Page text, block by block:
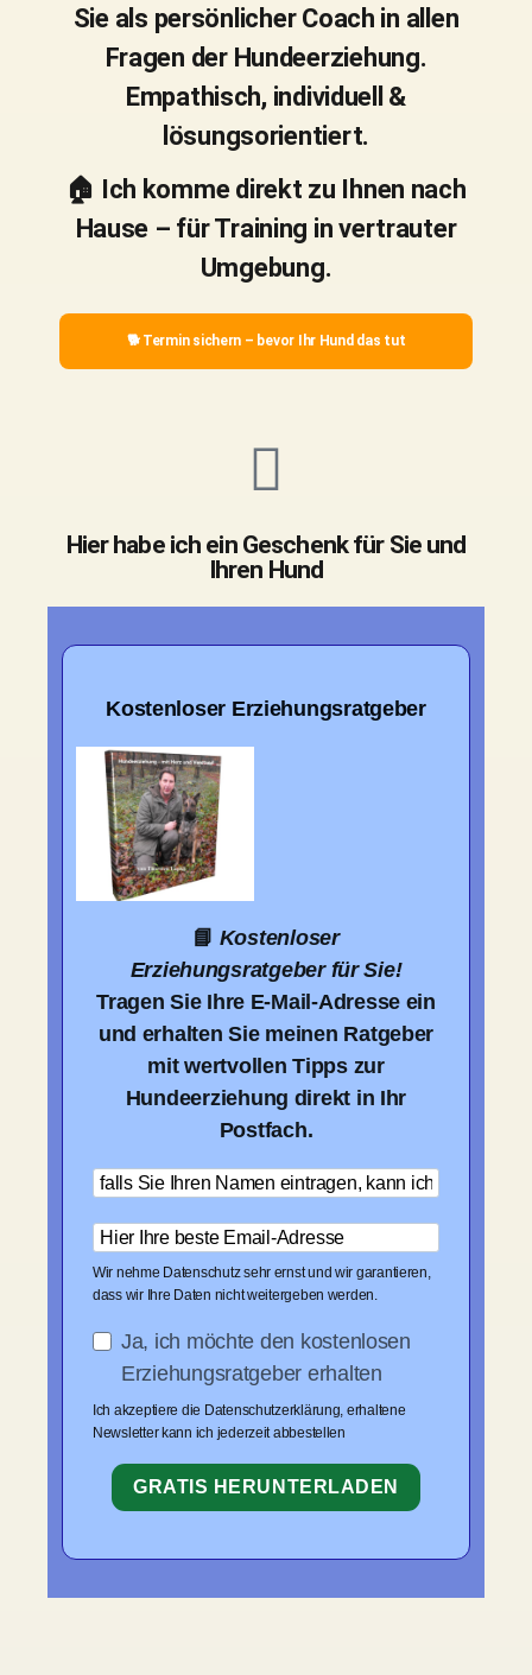
Sie als persönlicher Coach in allen
Fragen der Hundeerziehung.
Empathisch, individuell &
lösungsorientiert.
🏠 Ich komme direkt zu Ihnen nach
Hause – für Training in vertrauter
Umgebung.
🐕 Termin sichern – bevor Ihr Hund das tut
Hier habe ich ein Geschenk für Sie und
Ihren Hund
Kostenloser Erziehungsratgeber
📘 Kostenloser
Erziehungsratgeber für Sie!
Tragen Sie Ihre E-Mail-Adresse ein
und erhalten Sie meinen Ratgeber
mit wertvollen Tipps zur
Hundeerziehung direkt in Ihr
Postfach.
Wir nehme Datenschutz sehr ernst und wir garantieren,
dass wir Ihre Daten nicht weitergeben werden.
Ja, ich möchte den kostenlosen
Erziehungsratgeber erhalten
Ich akzeptiere die Datenschutzerklärung, erhaltene
Newsletter kann ich jederzeit abbestellen
GRATIS HERUNTERLADEN